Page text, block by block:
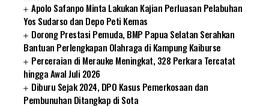
Apolo Safanpo Minta Lakukan Kajian Perluasan Pelabuhan
Yos Sudarso dan Depo Peti Kemas
Dorong Prestasi Pemuda, BMP Papua Selatan Serahkan
Bantuan Perlengkapan Olahraga di Kampung Kaiburse
Perceraian di Merauke Meningkat, 328 Perkara Tercatat
hingga Awal Juli 2026
Diburu Sejak 2024, DPO Kasus Pemerkosaan dan
Pembunuhan Ditangkap di Sota